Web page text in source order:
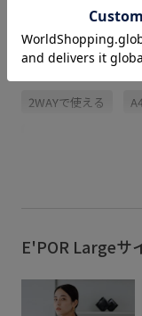
は、スーツにもオフィ
をよりスマートに仕立
る、E'PORの新しいワー
25AW_ROPÉ
2WAYで使える
カラーバリエーショ
ビジネスシーン
E'POR Largeサ